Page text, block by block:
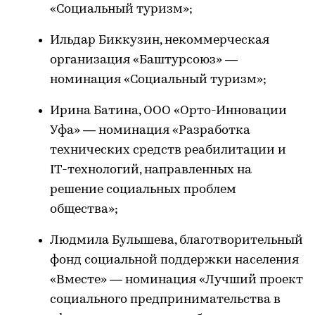
«Социальный туризм»;
Ильдар Биккузин, некоммерческая
организация «Баштурсоюз» —
номинация «Социальный туризм»;
Ирина Батина, ООО «Орто-Инновации
Уфа» — номинация «Разработка
технических средств реабилитации и
IT-технологий, направленных на
решение социальных проблем
общества»;
Людмила Булышева, благотворительный
фонд социальной поддержки населения
«Вместе» — номинация «Лучший проект
социального предпринимательства в